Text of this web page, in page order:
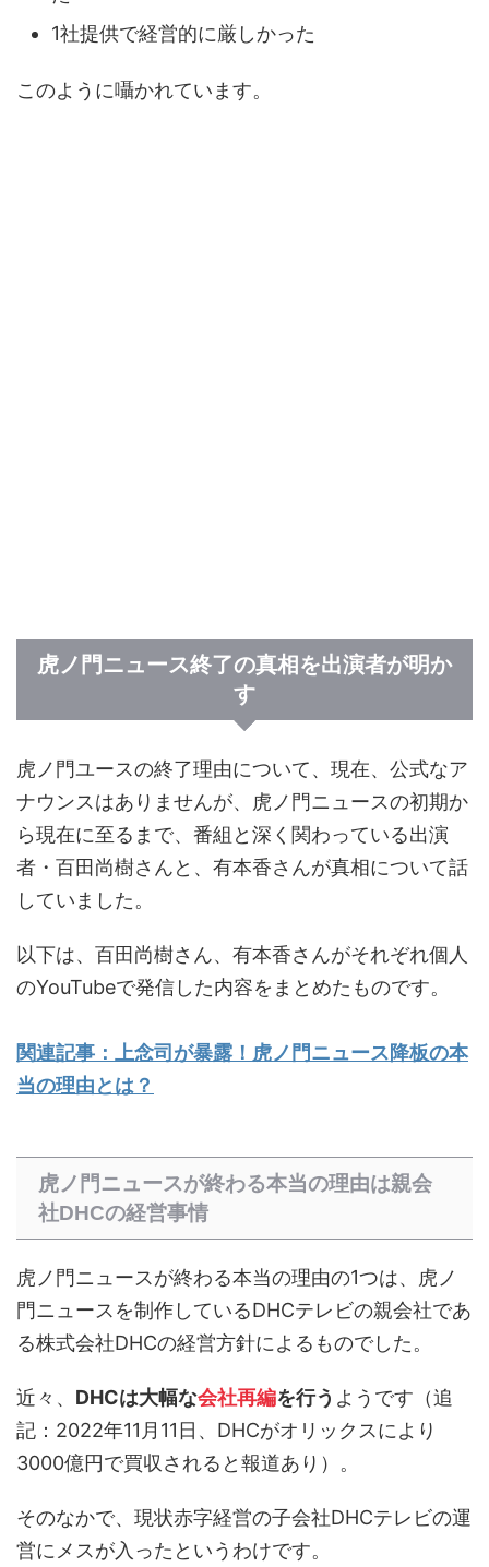
1社提供で経営的に厳しかった
このように囁かれています。
虎ノ門ニュース終了の真相を出演者が明か
す
虎ノ門ユースの終了理由について、現在、公式なア
ナウンスはありませんが、虎ノ門ニュースの初期か
ら現在に至るまで、番組と深く関わっている出演
者・百田尚樹さんと、有本香さんが真相について話
していました。
以下は、百田尚樹さん、有本香さんがそれぞれ個人
のYouTubeで発信した内容をまとめたものです。
関連記事：上念司が暴露！虎ノ門ニュース降板の本
当の理由とは？
虎ノ門ニュースが終わる本当の理由は親会
社DHCの経営事情
虎ノ門ニュースが終わる本当の理由の1つは、虎ノ
門ニュースを制作しているDHCテレビの親会社であ
る株式会社DHCの経営方針によるものでした。
近々、 DHCは大幅な会社再編を行う ようです（追
記：2022年11月11日、DHCがオリックスにより
3000億円で買収されると報道あり）。
そのなかで、現状赤字経営の子会社DHCテレビの運
営にメスが入ったというわけです。